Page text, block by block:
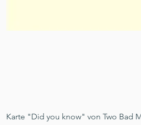
Karte "Did you know" von Two Bad